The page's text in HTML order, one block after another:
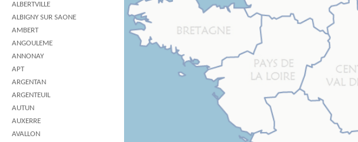
ALBERTVILLE
ALBIGNY SUR SAONE
AMBERT
ANGOULEME
ANNONAY
APT
ARGENTAN
ARGENTEUIL
AUTUN
AUXERRE
AVALLON